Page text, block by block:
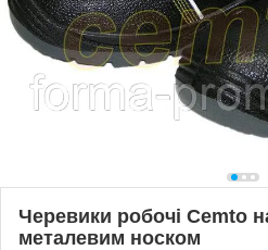
Черевики робочі Cemto
металевим носком